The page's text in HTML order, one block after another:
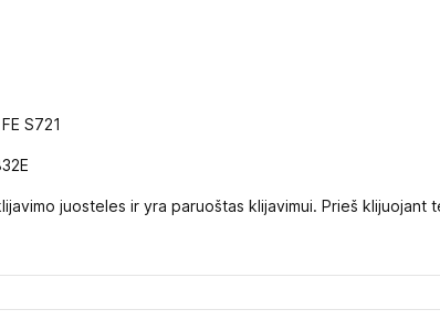
S721
juosteles ir yra paruoštas klijavimui. Prieš